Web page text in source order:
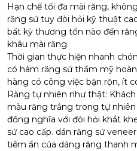
Hạn chế tối đa mài răng,
răng sứtuy đòi hỏi kỹ thuật
bất kỳ thương tổn nào đến
khâu mài răng.
Thời gian thực hiện nhanh
có hàm răng sứ thẩm mỹ
hàng có công việc bận rộn, ít
Răng tự nhiên như thật:
màu răng trắng trong tự
đồng nghĩa với đòi hỏi khắt
sứ cao cấp. dán răng sứ
tiềm ẩn của dáng răng thanh